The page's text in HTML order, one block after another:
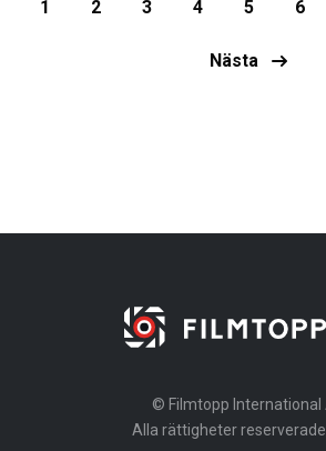
1 2 3 4 5 6
Nästa
© Filmtopp International
Alla rättigheter